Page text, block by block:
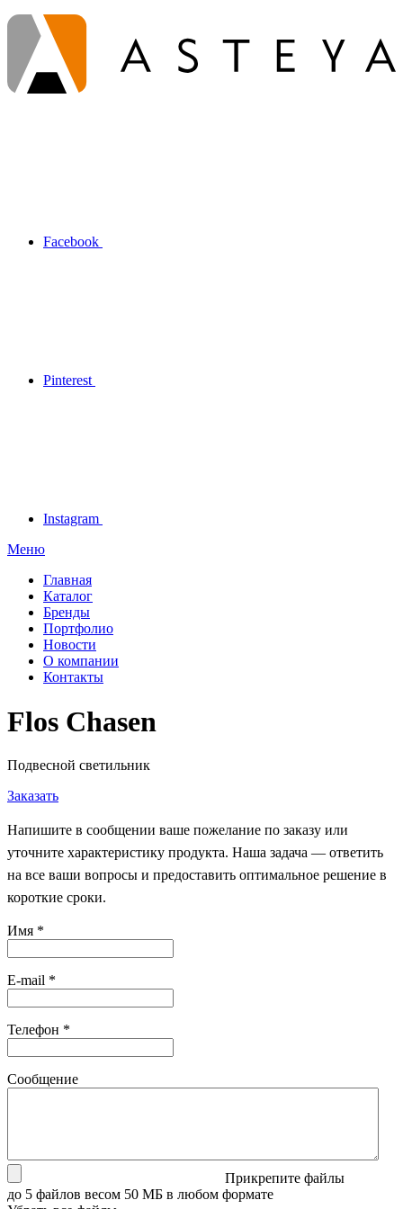
Facebook
Pinterest
Instagram
Меню
Главная
Каталог
Бренды
Портфолио
Новости
О компании
Контакты
Flos Chasen
Подвесной светильник
Заказать
Напишите в сообщении ваше пожелание по заказу или
уточните характеристику продукта. Наша задача — ответить
на все ваши вопросы и предоставить оптимальное решение в
короткие сроки.
Имя *
E-mail *
Телефон *
Сообщение
Прикрепите файлы
до 5 файлов весом 50 МБ в любом формате